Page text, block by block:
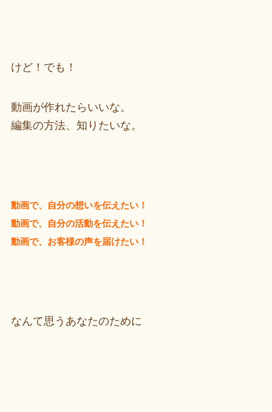
けど！でも！
動画が作れたらいいな。
編集の方法、知りたいな。
動画で、自分の想いを伝えたい！
動画で、自分の活動を伝えたい！
動画で、お客様の声を届けたい！
なんて思うあなたのために